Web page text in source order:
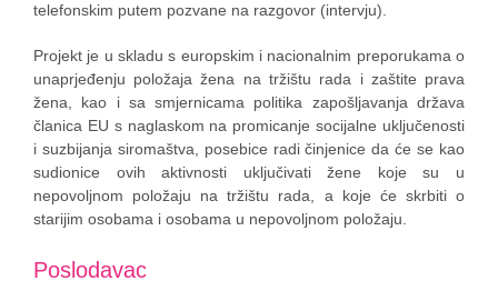
telefonskim putem pozvane na razgovor (intervju).
Projekt je u skladu s europskim i nacionalnim preporukama o
unaprjeđenju položaja žena na tržištu rada i zaštite prava
žena, kao i sa smjernicama politika zapošljavanja država
članica EU s naglaskom na promicanje socijalne uključenosti
i suzbijanja siromaštva, posebice radi činjenice da će se kao
sudionice ovih aktivnosti uključivati žene koje su u
nepovoljnom položaju na tržištu rada, a koje će skrbiti o
starijim osobama i osobama u nepovoljnom položaju.
Poslodavac